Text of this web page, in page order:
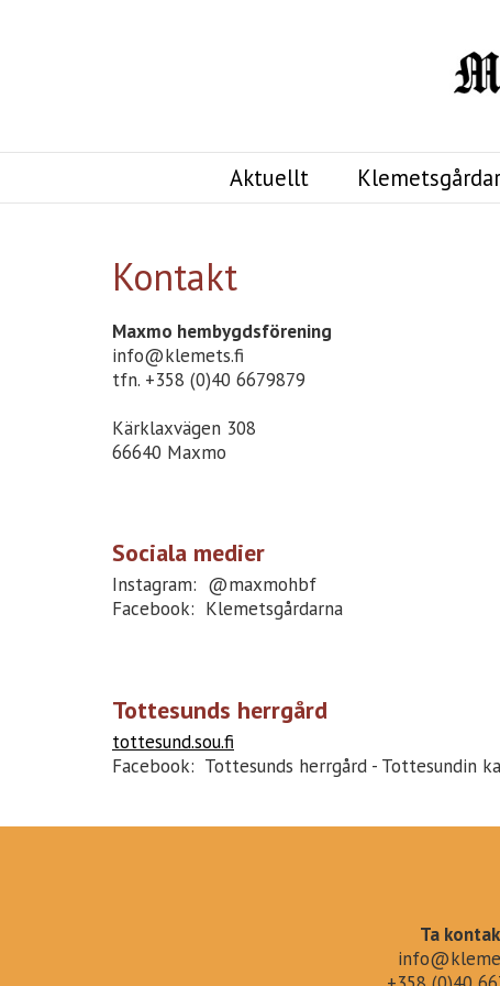
Aktuellt
Kontakt
Maxmo hembygdsförening
info@klemets.fi
tfn. +358 (0)40 6679879
Kärklaxvägen 308
66640 Maxmo
Sociala medier
Instagram: @maxmohbf
Facebook: Klemetsgårdarna
Tottesunds herrgård
tottesund.sou.fi
Facebook: Tottesunds herrgård - Tottesundin
Ta